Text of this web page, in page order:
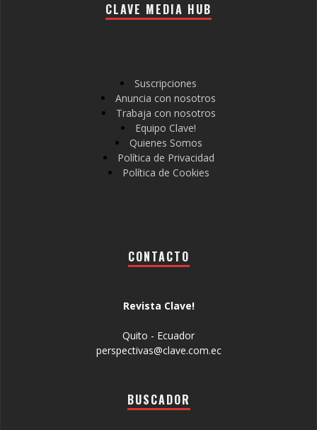
CLAVE MEDIA HUB
Suscripciones
Anuncia con nosotros
Trabaja con nosotros
Equipo Clave!
Quienes Somos
Política de Privacidad
Política de Cookies
CONTACTO
Revista Clave!
Quito - Ecuador
perspectivas@clave.com.ec
BUSCADOR